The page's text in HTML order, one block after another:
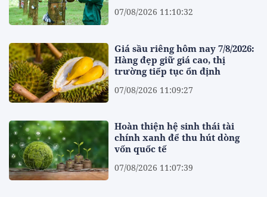
07/08/2026 11:10:32
Giá sầu riêng hôm nay 7/8/2026:
Hàng đẹp giữ giá cao, thị
trường tiếp tục ổn định
07/08/2026 11:09:27
Hoàn thiện hệ sinh thái tài
chính xanh để thu hút dòng
vốn quốc tế
07/08/2026 11:07:39